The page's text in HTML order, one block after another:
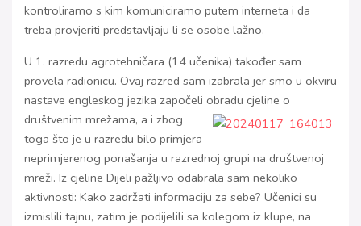
kontroliramo s kim komuniciramo putem interneta i da
treba provjeriti predstavljaju li se osobe lažno.
U 1. razredu agrotehničara (14 učenika) također sam
provela radionicu. Ovaj razred sam izabrala jer smo u okviru
nastave engleskog jezika započeli obradu cjeline o
društvenim mrežama, a i zbog
toga što je u razredu bilo primjera
neprimjerenog ponašanja u razrednoj grupi na društvenoj
mreži. Iz cjeline Dijeli pažljivo odabrala sam nekoliko
aktivnosti: Kako zadržati informaciju za sebe? Učenici su
izmislili tajnu, zatim je podijelili sa kolegom iz klupe, na